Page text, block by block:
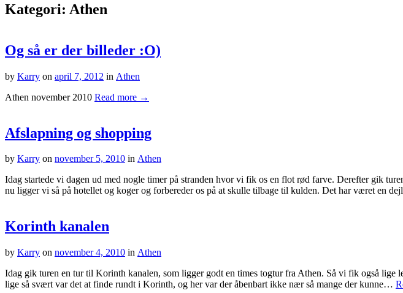
Kategori: Athen
Og så er der billeder :O)
by Karry on april 7, 2012 in Athen
Athen november 2010 Read more →
Afslapning og shopping
by Karry on november 5, 2010 in Athen
Idag startede vi dagen ud med nogle timer på stranden hvor vi fik os en flot rød farve. Derefter gik
nu ligger vi så på hotellet og koger og forbereder os på at skulle tilbage til kulden. Det har været en
Korinth kanalen
by Karry on november 4, 2010 in Athen
Idag gik turen en tur til Korinth kanalen, som ligger godt en times togtur fra Athen. Så vi fik også lige
lige så svært var det at finde rundt i Korinth, og her var der åbenbart ikke nær så mange der kunne…